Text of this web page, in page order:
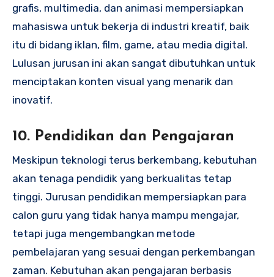
grafis, multimedia, dan animasi mempersiapkan
mahasiswa untuk bekerja di industri kreatif, baik
itu di bidang iklan, film, game, atau media digital.
Lulusan jurusan ini akan sangat dibutuhkan untuk
menciptakan konten visual yang menarik dan
inovatif.
10. Pendidikan dan Pengajaran
Meskipun teknologi terus berkembang, kebutuhan
akan tenaga pendidik yang berkualitas tetap
tinggi. Jurusan pendidikan mempersiapkan para
calon guru yang tidak hanya mampu mengajar,
tetapi juga mengembangkan metode
pembelajaran yang sesuai dengan perkembangan
zaman. Kebutuhan akan pengajaran berbasis